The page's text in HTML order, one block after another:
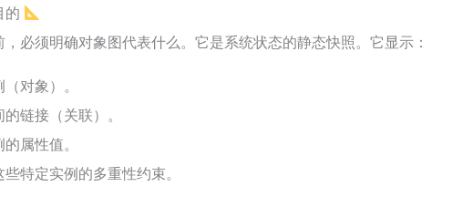
的
必须明确对象图代表什么。它是系统状态的静态快照。它显示：
对象）。
链接（关联）。
属性值。
特定实例的多重性约束。